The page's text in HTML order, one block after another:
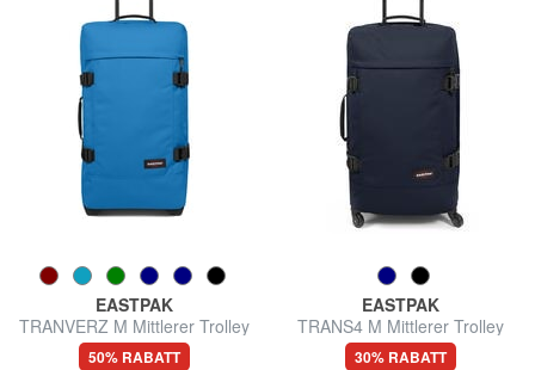
EASTPAK
TRANVERZ M Mittlerer Trolley
50% RABATT
EASTPAK
TRANS4 M Mittlerer Trolley
30% RABATT